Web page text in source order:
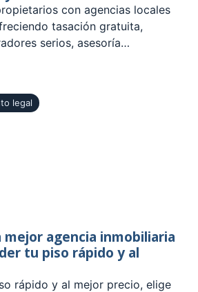
con agencias locales
tasación gratuita,
serios, asesoría…
legal
mejor agencia inmobiliaria
tu piso rápido y al
rápido y al mejor precio, elige